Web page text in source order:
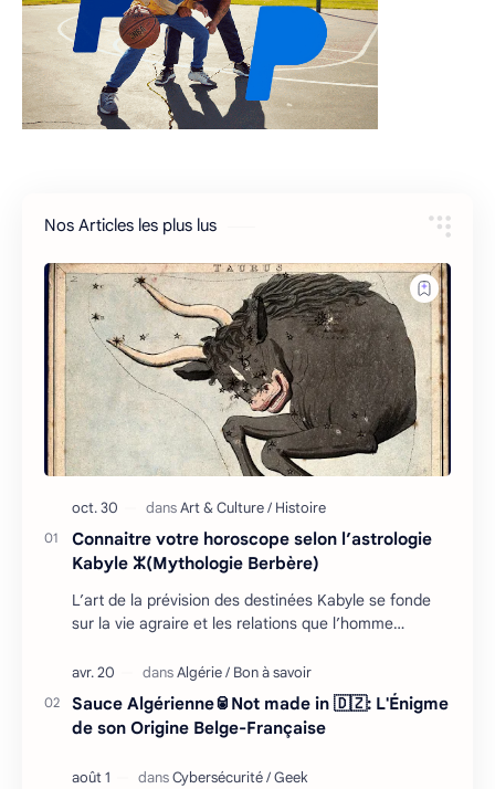
Nos Articles les plus lus
Connaitre votre horoscope selon l’astrologie
Kabyle ⵣ(Mythologie Berbère)
L’art de la prévision des destinées Kabyle se fonde
sur la vie agraire et les relations que l’homme
Sauce Algérienne🥫Not made in 🇩🇿: L'Énigme
de son Origine Belge-Française